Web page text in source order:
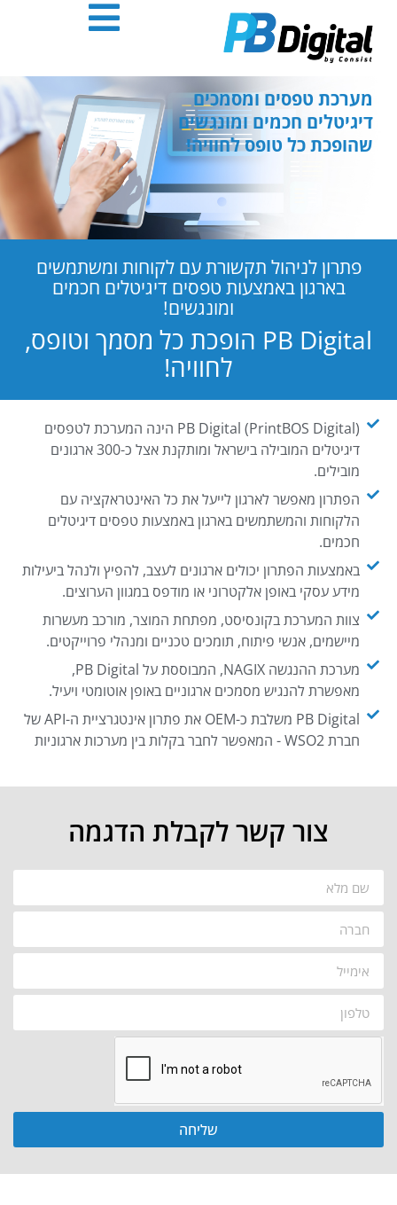
אנטר
מערכת טפסים ומסמכים
דיגיטלים חכמים ומונגשים
שהופכת כל טופס לחוויה!
פתרון לניהול תקשורת עם לקוחות ומשתמשים
בארגון באמצעות טפסים דיגיטלים חכמים
ומונגשים!
PB Digital הופכת כל מסמך וטופס,
לחוויה!
PB Digital (PrintBOS Digital) הינה המערכת לטפסים
דיגיטלים המובילה בישראל ומותקנת אצל כ-300 ארגונים
מובילים.
הפתרון מאפשר לארגון לייעל את כל האינטראקציה עם
הלקוחות והמשתמשים בארגון באמצעות טפסים דיגיטלים
חכמים.
באמצעות הפתרון יכולים ארגונים לעצב, להפיץ ולנהל ביעילות
מידע עסקי באופן אלקטרוני או מודפס במגוון הערוצים.
צוות המערכת בקונסיסט, מפתחת המוצר, מורכב מעשרות
מיישמים, אנשי פיתוח, תומכים טכניים ומנהלי פרוייקטים.
מערכת ההנגשה NAGIX, המבוססת על PB Digital,
מאפשרת להנגיש מסמכים ארגוניים באופן אוטומטי ויעיל.
PB Digital משלבת כ-OEM את פתרון אינטגרציית ה-API של
חברת WSO2 - המאפשר לחבר בקלות בין מערכות ארגוניות
צור קשר לקבלת הדגמה
שליחה